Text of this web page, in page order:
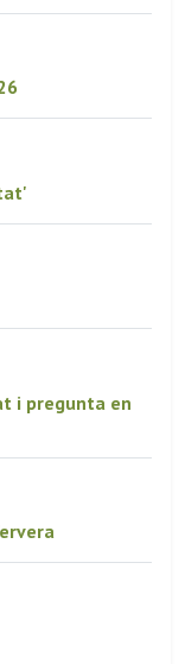
i pregunta en